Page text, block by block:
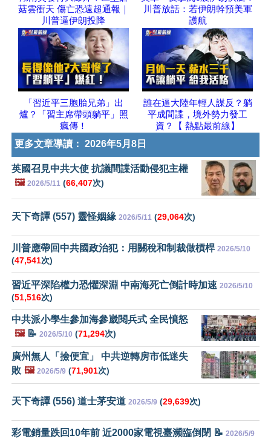
菇雲衝天 傷亡恐遠超通報｜
川普逼伊朗投降
川普放話：若伊朗幹預美軍
護航
「習近平三胞胎兄弟」出
爐？「習主席帶頭躺平」照
瘋傳！
誰在逼大陸年輕人謀反？躺
平成間諜，境外勢力發工
資？【 熱點最前線】
更多文章導讀： 2026年5月8日
英國召見中共大使 抗議間諜活動侵犯主權
🖼️ 2026/5/11 (66,407次)
天下奇譚 (557) 靈怪姻緣 2026/5/11 (29,064次)
川普應帶回中共國政治犯：用關稅和制裁做槓桿 2026/5/10
(47,541次)
習近平深陷權力恐懼深淵 中南海死亡倒計時加速 2026/5/10
(51,516次)
中共派小學生參加海參崴閱兵式 全民憤怒
🖼️📝 2026/5/10 (71,294次)
廣州無人「撿便宜」 中共逆轉房市低迷失
敗 🖼️ 2026/5/9 (71,901次)
天下奇譚 (556) 道士茅安道 2026/5/9 (29,639次)
彩電銷量跌回10年前 近2000家電視臺瀕臨倒閉 📝 2026/5/9